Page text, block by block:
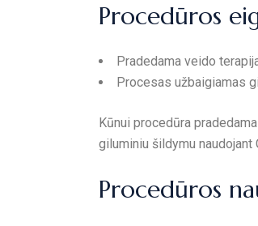
Procedūros
Pradedama veido
Procesas užbaigiamas
Kūnui procedūra
giluminiu šildymu naudojant
Procedūros